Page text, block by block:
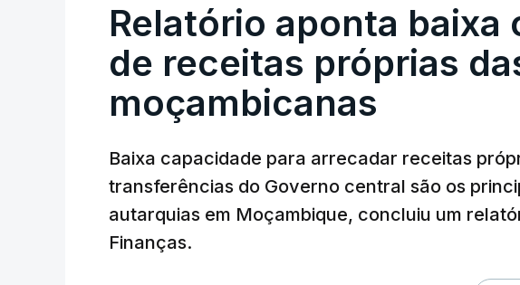
Relatório aponta baixa
de receitas próprias
moçambicanas
Baixa capacidade para arrecadar receitas
transferências do Governo central são os
autarquias em Moçambique, concluiu um
Finanças.